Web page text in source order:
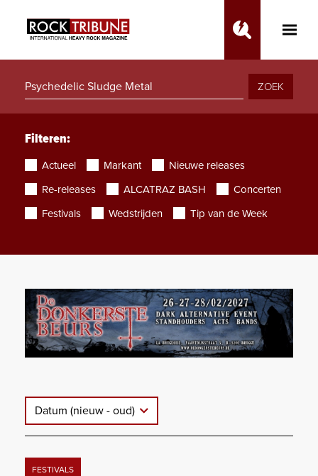
Toggle
ZOEK
Filteren:
Actueel Markant
Nieuwe releases
Re-releases
ALCATRAZ BASH
Concerten
Festivals
Wedstrijden Tip van de Week
Datum (nieuw - oud)
FESTIVALS